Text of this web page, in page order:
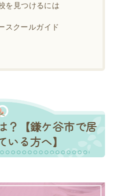
を見つけるには
スクールガイド
？【鎌ケ谷市で居
る方へ】